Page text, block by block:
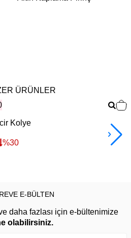
ÜRÜNLER
Kolye
%30
E-BÜLTEN
daha fazlası için e-bültenimize
olabilirsiniz.